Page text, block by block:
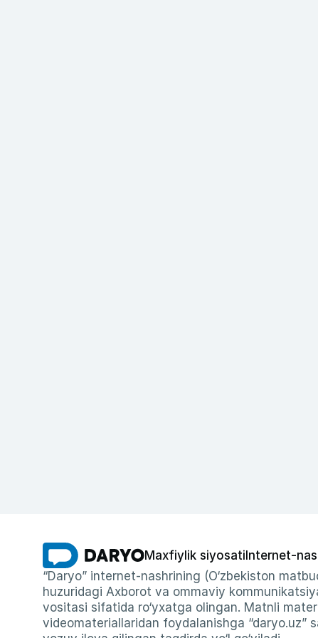
Maxfiylik siyosati Internet-
“Daryo” internet-nashrining (O‘zbekiston
huzuridagi Axborot va ommaviy
vositasi sifatida ro‘yxatga olingan. Matnli
videomateriallaridan foydalanishga “daryo.uz”